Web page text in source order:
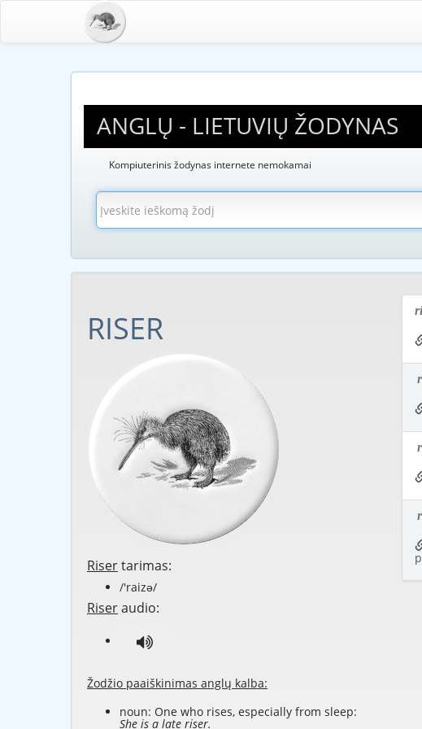
ANGLŲ - LIETUVIŲ ŽODYNAS
Kompiuterinis žodynas internete nemokamai
RISER
Risertarimas:
/'raizə/
Riseraudio:
Žodžio paaiškinimas anglų kalba:
noun: One who rises, especially from sleep:
She is a late riser.